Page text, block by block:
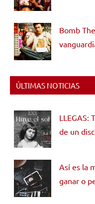
Bomb
ÚLTIMAS NOTICIAS
LLEGAS:
de un
Así es la
ganar o